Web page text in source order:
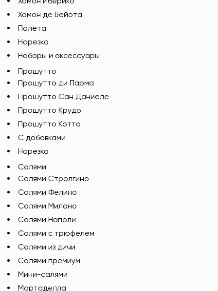
Хамон де Бейота
Палета
Нарезка
Наборы и аксессуары
Прошутто
Прошутто ди Парма
Прошутто Сан Даниеле
Прошутто Крудо
Прошутто Котто
С добавками
Нарезка
Салями
Салями Стролгино
Салями Фелино
Салями Милано
Салями Наполи
Салями с трюфелем
Салями из дичи
Салями премиум
Мини-салями
Мортаделла